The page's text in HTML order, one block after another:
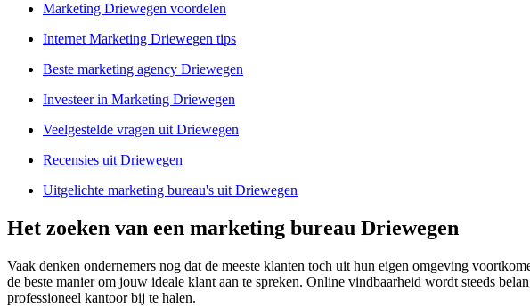
Marketing Driewegen voordelen
Internet Marketing Driewegen tips
Beste marketing agency Driewegen
Investeer in Marketing Driewegen
Veelgestelde vragen uit Driewegen
Recensies uit Driewegen
Uitgelichte marketing bureau's uit Driewegen
Het zoeken van een marketing bureau Driewegen
Vaak denken ondernemers nog dat de meeste klanten toch uit hun eigen omgeving
de beste manier om jouw ideale klant aan te spreken. Online vindbaarheid wordt steeds
professioneel kantoor bij te halen.